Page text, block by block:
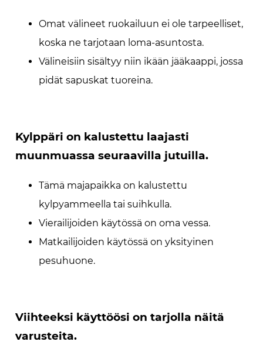
Omat välineet ruokailuun ei ole tarpeelliset,
koska ne tarjotaan loma-asuntosta.
Välineisiin sisältyy niin ikään jääkaappi, jossa
pidät sapuskat tuoreina.
Kylppäri on kalustettu laajasti
muunmuassa seuraavilla jutuilla.
Tämä majapaikka on kalustettu
kylpyammeella tai suihkulla.
Vierailijoiden käytössä on oma vessa.
Matkailijoiden käytössä on yksityinen
pesuhuone.
Viihteeksi käyttöösi on tarjolla näitä
varusteita.